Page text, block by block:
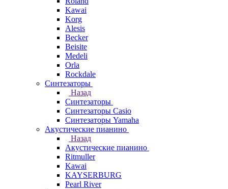
Kawai
Korg
Alesis
Becker
Beisite
Medeli
Orla
Rockdale
Синтезаторы
Назад
Синтезаторы
Синтезаторы Casio
Синтезаторы Yamaha
Акустические пианино
Назад
Акустические пианино
Ritmuller
Kawai
KAYSERBURG
Pearl River